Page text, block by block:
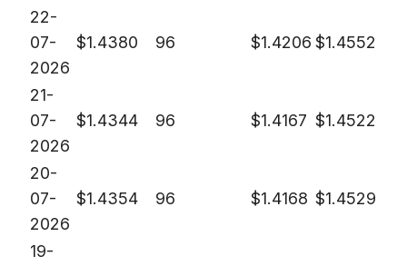
22-
07-
2026
$1.4380 96 $1.4206 $1.4552
21-
07-
2026
$1.4344 96 $1.4167 $1.4522
20-
07-
2026
$1.4354 96 $1.4168 $1.4529
19-